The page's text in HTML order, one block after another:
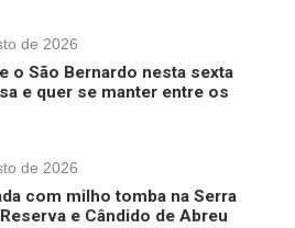
de 2026
o São Bernardo nesta sexta
e quer se manter entre os
de 2026
com milho tomba na Serra
e Cândido de Abreu